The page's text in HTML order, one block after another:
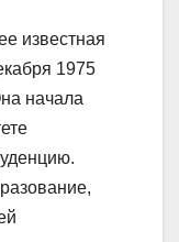
известная
1975
начала